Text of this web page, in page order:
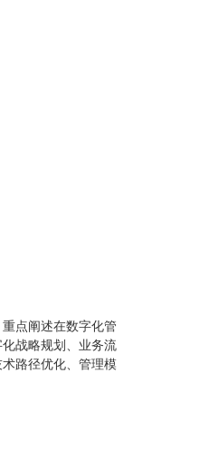
点阐述在数字化管
战略规划、业务流
路径优化、管理模